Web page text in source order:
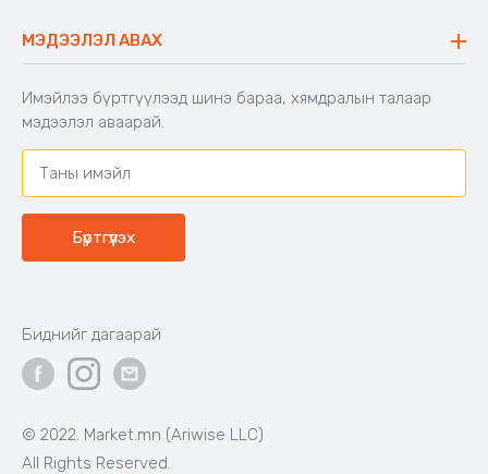
Аяны түшлэгтэй сандал
Буцаалтын журам
Захиалга шалгах
Хамтран ажиллах
Холбоо барих
МЭДЭЭЛЭЛ АВАХ
Имэйлээ бүртгүүлээд шинэ бараа, хямдралын талаар
мэдээлэл аваарай.
Бүртгүүлэх
© 2022. Market.mn (Ariwise LLC)
All Rights Reserved.
Биднийг дагаарай